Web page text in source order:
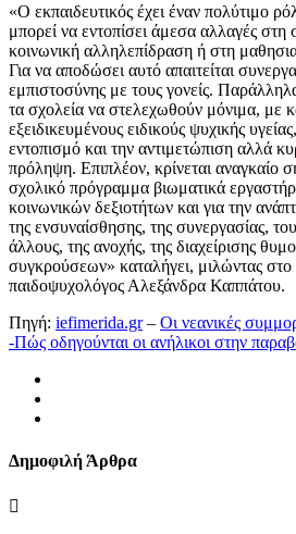
«Ο εκπαιδευτικός έχει έναν πολύτιμο
μπορεί να εντοπίσει άμεσα αλλαγές
κοινωνική αλληλεπίδραση ή στη
Για να αποδώσει αυτό απαιτείται
εμπιστοσύνης με τους γονείς.
τα σχολεία να στελεχωθούν μόνιμα, με
εξειδικευμένους ειδικούς ψυχικής
εντοπισμό και την αντιμετώπιση αλλά
πρόληψη. Επιπλέον, κρίνεται αναγκαίο
σχολικό πρόγραμμα βιωματικά
κοινωνικών δεξιοτήτων και για την
της ενσυναίσθησης, της συνεργασίας,
άλλους, της ανοχής, της διαχείρισης
συγκρούσεων» καταλήγει, μιλώντας
παιδοψυχολόγος Αλεξάνδρα Καππάτου.
Πηγή: iefimerida.gr– Οι νεανικές
-Πώς οδηγούνται οι ανήλικοι στην
Δημοφιλή Άρθρα